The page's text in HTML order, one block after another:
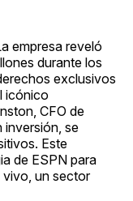
empresa reveló
durante los
exclusivos
icónico
CFO de
inversión, se
Este
de ESPN para
un sector